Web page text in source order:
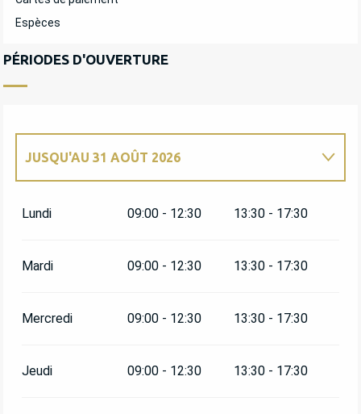
Espèces
PÉRIODES D'OUVERTURE
JUSQU'AU 31 AOÛT 2026
2026
Lundi 09:00 - 12:30 13:30 - 17:30
Mardi 09:00 - 12:30 13:30 - 17:30
Mercredi 09:00 - 12:30 13:30 - 17:30
Jeudi 09:00 - 12:30 13:30 - 17:30